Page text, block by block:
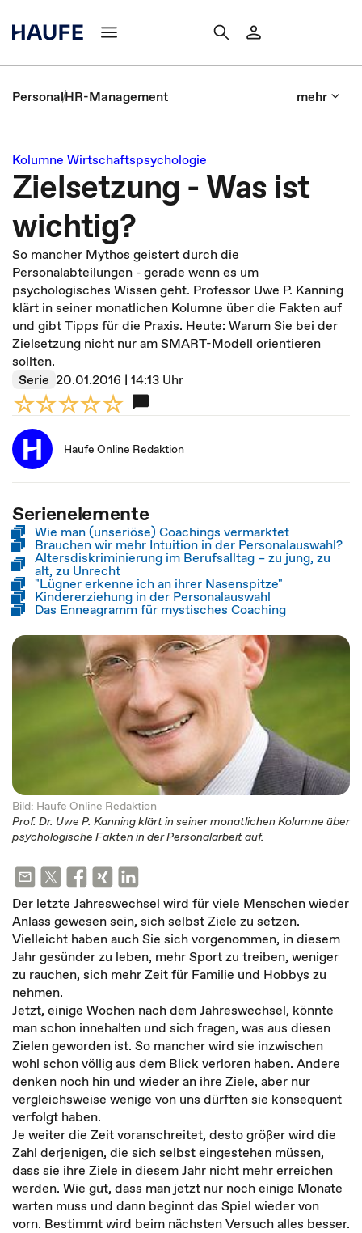
PersonalHR-Management mehr
Kolumne Wirtschaftspsychologie
Zielsetzung - Was ist
wichtig?
So mancher Mythos geistert durch die
Personalabteilungen - gerade wenn es um
psychologisches Wissen geht. Professor Uwe P. Kanning
klärt in seiner monatlichen Kolumne über die Fakten auf
und gibt Tipps für die Praxis. Heute: Warum Sie bei der
Zielsetzung nicht nur am SMART-Modell orientieren
sollten.
Serie 20.01.2016 | 14:13 Uhr
Haufe Online Redaktion
Serienelemente
Wie man (unseriöse) Coachings vermarktet
Brauchen wir mehr Intuition in der Personalauswahl?
Altersdiskriminierung im Berufsalltag – zu jung, zu
alt, zu Unrecht
"Lügner erkenne ich an ihrer Nasenspitze"
Kindererziehung in der Personalauswahl
Das Enneagramm für mystisches Coaching
Bild: Haufe Online Redaktion
Prof. Dr. Uwe P. Kanning klärt in seiner monatlichen Kolumne über
psychologische Fakten in der Personalarbeit auf.
Der letzte Jahreswechsel wird für viele Menschen wieder
Anlass gewesen sein, sich selbst Ziele zu setzen.
Vielleicht haben auch Sie sich vorgenommen, in diesem
Jahr gesünder zu leben, mehr Sport zu treiben, weniger
zu rauchen, sich mehr Zeit für Familie und Hobbys zu
nehmen.
Jetzt, einige Wochen nach dem Jahreswechsel, könnte
man schon innehalten und sich fragen, was aus diesen
Zielen geworden ist. So mancher wird sie inzwischen
wohl schon völlig aus dem Blick verloren haben. Andere
denken noch hin und wieder an ihre Ziele, aber nur
vergleichsweise wenige von uns dürften sie konsequent
verfolgt haben.
Je weiter die Zeit voranschreitet, desto größer wird die
Zahl derjenigen, die sich selbst eingestehen müssen,
dass sie ihre Ziele in diesem Jahr nicht mehr erreichen
werden. Wie gut, dass man jetzt nur noch einige Monate
warten muss und dann beginnt das Spiel wieder von
vorn. Bestimmt wird beim nächsten Versuch alles besser.